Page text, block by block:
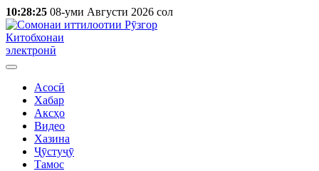
10:28:25 08-уми Августи 2026 сол
Китобхонаи
электронӣ
Асосӣ
Хабар
Аксҳо
Видео
Хазина
Ҷӯстуҷӯ
Тамос